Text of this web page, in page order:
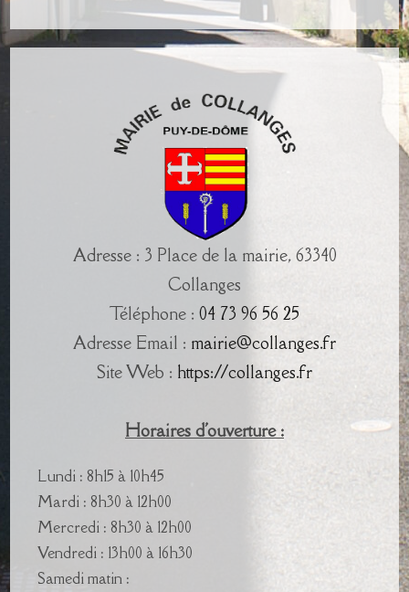
Adresse : 3 Place de la mairie, 63340
Collanges
Téléphone : 04 73 96 56 25
Adresse Email : mairie@collanges.fr
Site Web : https://collanges.fr
Horaires d'ouverture :
Lundi : 8h15 à 10h45
Mardi : 8h30 à 12h00
Mercredi : 8h30 à 12h00
Vendredi : 13h00 à 16h30
Samedi matin :